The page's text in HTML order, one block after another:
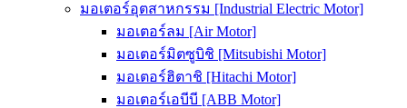
มอเตอร์อุตสาหกรรม [Industrial Electric Motor]
มอเตอร์ลม [Air Motor]
มอเตอร์มิตซูบิชิ [Mitsubishi Motor]
มอเตอร์ฮิตาชิ [Hitachi Motor]
มอเตอร์เอบีบี [ABB Motor]